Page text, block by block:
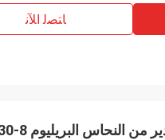
ﺎﺘﺼﻟ ﺍﻶﻧ